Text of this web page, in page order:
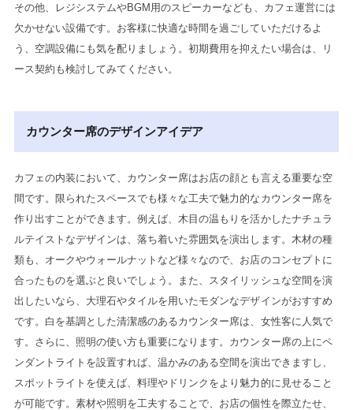
その他、レジシステムやBGM用のスピーカーなども、カフェ運営には
欠かせない設備です。お客様に快適な時間を過ごしていただけるよ
う、空調設備にも気を配りましょう。初期費用を抑えたい場合は、リ
ース契約も検討してみてください。
カウンター席のデザインアイデア
カフェの内装において、カウンター席はお店の顔とも言える重要な空
間です。限られたスペースでも様々な工夫で魅力的なカウンター席を
作り出すことができます。例えば、木目の温もりを活かしたナチュラ
ルテイストなデザインは、落ち着いた雰囲気を演出します。木材の種
類も、オークやウォールナットなど様々なので、お店のコンセプトに
合ったものを選ぶと良いでしょう。また、スタイリッシュな空間を演
出したいなら、大理石やタイルを用いたモダンなデザインがおすすめ
です。白を基調とした清潔感のあるカウンター席は、女性客に人気で
す。さらに、照明の使い方も重要になります。カウンター席の上にペ
ンダントライトを設置すれば、温かみのある空間を演出できますし、
スポットライトを使えば、料理やドリンクをより魅力的に見せること
が可能です。素材や照明を工夫することで、お店の個性を際立たせ、